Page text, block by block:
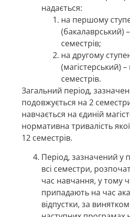
надається:
на першому
(бакалаврський)
семестрів;
на другому
(магістерський)
семестрів.
Загальний період,
подовжується на 2
навчається на єдиній
нормативна тривалість
12 семестрів.
Період, зазначений у
всі семестри,
час навчання, у тому
припадають на час
відпустки, за